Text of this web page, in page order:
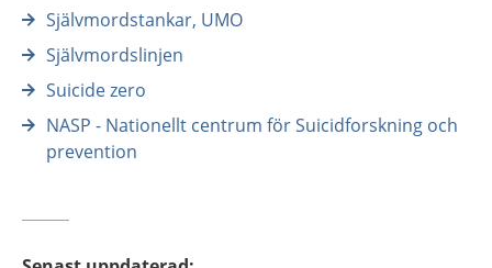
Självmordstankar, UMO
Självmordslinjen
Suicide zero
NASP - Nationellt centrum för Suicidforskning och
prevention